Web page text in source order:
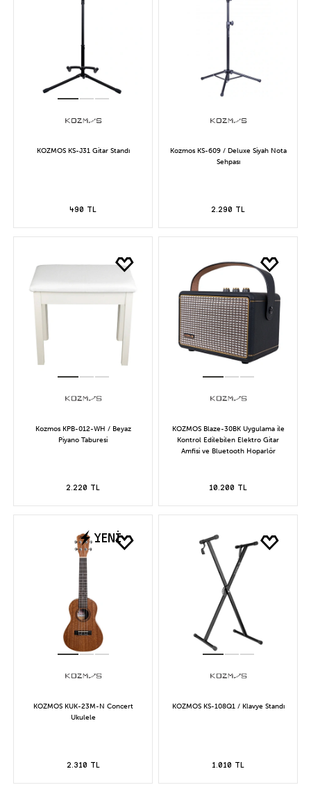
KOZMOS KS-J31 Gitar Standı
490 TL
Kozmos KS-609 / Deluxe Siyah Nota
Sehpası
2.290 TL
Kozmos KPB-012-WH / Beyaz
Piyano Taburesi
2.220 TL
KOZMOS Blaze-30BK Uygulama ile
Kontrol Edilebilen Elektro Gitar
Amfisi ve Bluetooth Hoparlör
10.200 TL
YENİ
KOZMOS KUK-23M-N Concert
Ukulele
2.310 TL
KOZMOS KS-108Q1 / Klavye Standı
1.010 TL